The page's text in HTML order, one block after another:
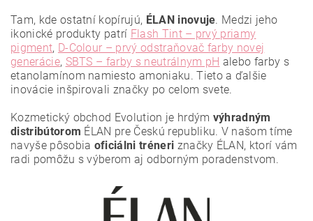
Vložením hodnotenie súhlasíte spodmienkami ochrany
osobných údajov.
Tam, kde ostatní kopírujú, ÉLAN inovuje. Medzi jeho
ikonické produkty patrí Flash Tint – prvý priamy
pigment, D-Colour – prvý odstraňovač farby novej
generácie, SBTS – farby s neutrálnym pH alebo farby s
etanolamínom namiesto amoniaku. Tieto a ďalšie
inovácie inšpirovali značky po celom svete.
Kozmetický obchod Evolution je hrdým výhradným
distribútorom ÉLAN pre Českú republiku. V našom tíme
navyše pôsobia oficiálni tréneri značky ÉLAN, ktorí vám
radi pomôžu s výberom aj odborným poradenstvom.